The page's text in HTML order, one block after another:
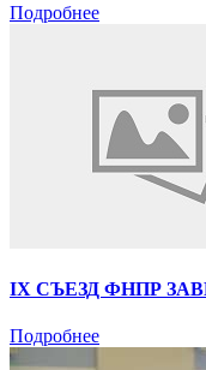
Подробнее
IX СЪЕЗД ФНПР
Подробнее